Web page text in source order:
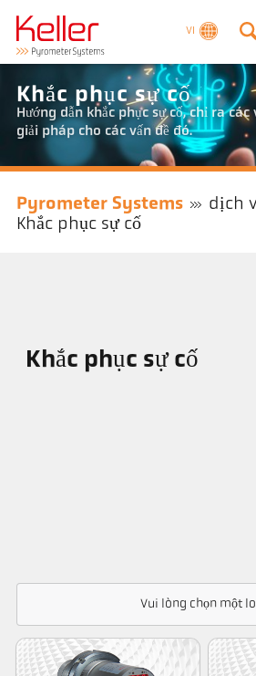
VI
Khắc phục sự cố
Hướng dẫn khắc phục sự cố, chỉ ra
giải pháp cho các vấn đề đó.
Pyrometer Systems dịch
Khắc phục sự cố
Khắc phục sự cố
Vui lòng chọn một